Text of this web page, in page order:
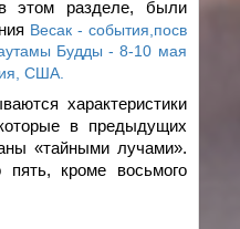
этом разделе, были
Весак - события,посв
Будды - 8-10 мая
США.
характеристики
в предыдущих
«тайными лучами».
кроме восьмого